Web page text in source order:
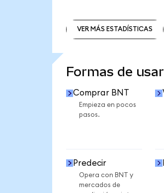
VER MÁS ESTADÍSTICAS
Formas de
Comprar BNT
Empieza en pocos
pasos.
Predecir
Opera con BNT y
mercados de